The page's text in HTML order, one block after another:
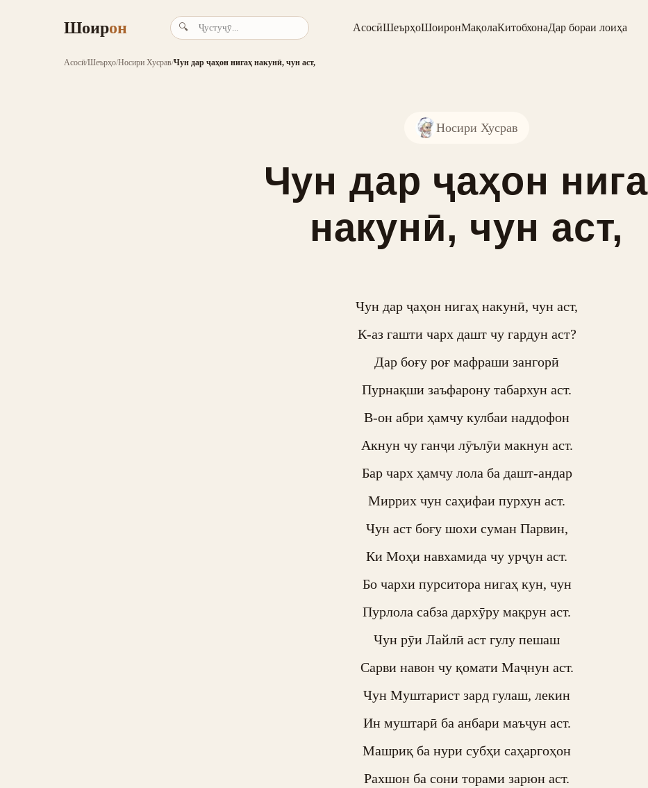
Шоирон 🔍 АсосӣШеърҳоШоиронМақолаКитобхонаДар бораи лоиҳа
Асосӣ/Шеърҳо/Носири Хусрав/Чун дар ҷаҳон нигаҳ накунӣ, чун аст,
Носири Хусрав
Чун дар ҷаҳон
накунӣ, чун аст,
Чун дар ҷаҳон нигаҳ накунӣ, чун аст,
К-аз гашти чарх дашт чу гардун аст?
Дар боғу роғ мафраши зангорӣ
Пурнақши заъфарону табархун аст.
В-он абри ҳамчу кулбаи наддофон
Акнун чу ганҷи лӯълӯи макнун аст.
Бар чарх ҳамчу лола ба дашт-андар
Миррих чун саҳифаи пурхун аст.
Чун аст боғу шохи суман Парвин,
Ки Моҳи навхамида чу урҷун аст.
Бо чархи пурситора нигаҳ кун, чун
Пурлола сабза дархӯру мақрун аст.
Чун рӯи Лайлӣ аст гулу пешаш
Сарви навон чу қомати Маҷнун аст.
Чун Муштарист зард гулаш, лекин
Ин муштарӣ ба анбари маъҷун аст.
Машриқ ба нури субҳи саҳаргоҳон
Рахшон ба сони торами зарюн аст.